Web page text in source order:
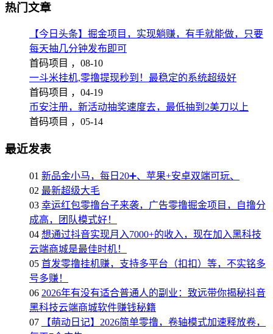
热门文章
【今日头条】掘金项目，实现躺赚，有手就能做，只要
每天抽几分钟发布即可
首码项目 ， 08-10
一斗米挂机,零撸提现秒到！最稳定的系统超级好
首码项目 ， 04-19
币安注册，新活动抽奖速度去，最低抽到2美刀以上
首码项目 ， 05-14
最近发表
01 新品金小马，每日20➕、苹果+安卓双端可玩、
02 最新超级大毛
03 幸运红包零撸台子来袭，广告零撸掘金项目，自撸分
成高，团队模式好！
04 想通过抖音实现月入7000+的收入，现在加入黑科技
云端商城是最佳时机！
05 首发零撸挂机赚，支持多平台（扣扣）等，不实铭多
号多赚！
06 2026年有没有适合普通人的副业：致远带你揭秘抖音
黑科技云端商城软件赚钱秘籍
07
【萌动日记】2026简单零撸，卷轴模式加速释放卷，